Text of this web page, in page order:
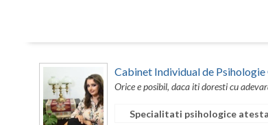
Cabinet Individual de
Orice e posibil, daca iti doresti cu
Specialitati psihologice